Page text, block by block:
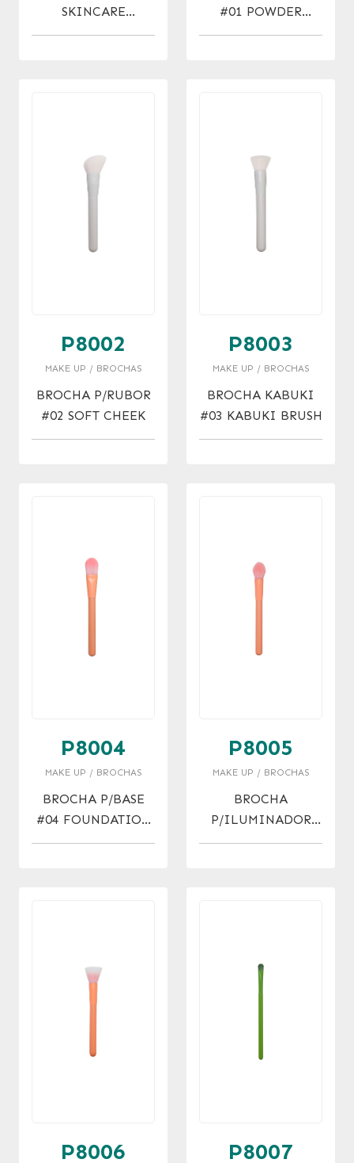
SKINCARE
ABSORBENTES X 2
#01 POWDER
BRUSH
P8002
MAKE UP / BROCHAS
BROCHA P/RUBOR
#02 SOFT CHEEK
P8003
MAKE UP / BROCHAS
BROCHA KABUKI
#03 KABUKI BRUSH
P8004
MAKE UP / BROCHAS
BROCHA P/BASE
#04 FOUNDATION
BRUSH
P8005
MAKE UP / BROCHAS
BROCHA
P/ILUMINADOR
#05 HIGHLIGHTER
P8006 P8007